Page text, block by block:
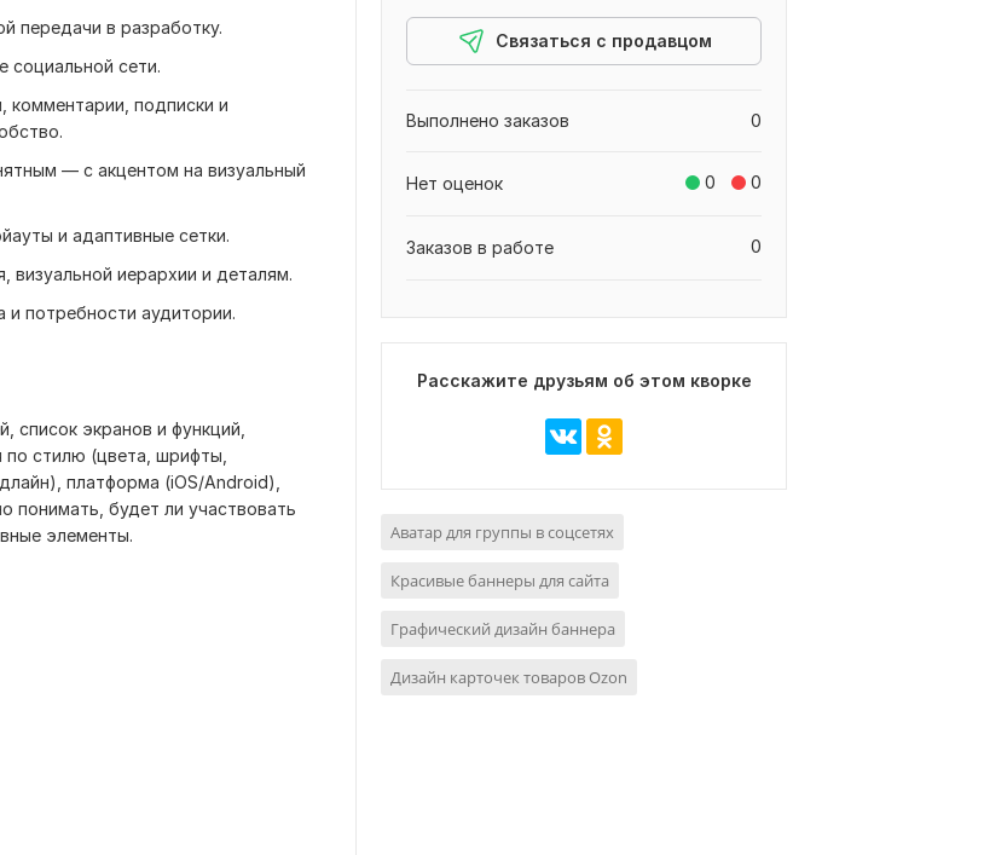
передачи в разработку.
сети.
комментарии, подписки и
— с акцентом на визуальный
и адаптивные сетки.
визуальной иерархии и деталям.
потребности аудитории.
список экранов и функций,
стилю (цвета, шрифты,
платформа (iOS/Android),
понимать, будет ли участвовать
элементы.
Связаться с продавцом
0
Выполнено заказов
0 0
Нет оценок
0
Заказов в работе
Расскажите друзьям об этом кворке
Аватар для группы в соцсетях
Красивые баннеры для сайта
Графический дизайн баннера
Дизайн карточек товаров Ozon